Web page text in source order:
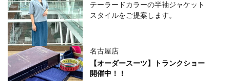
テーラードカラーの半袖ジャケット
スタイルをご提案します。
名古屋店
【オーダースーツ】トランクショー
開催中！！